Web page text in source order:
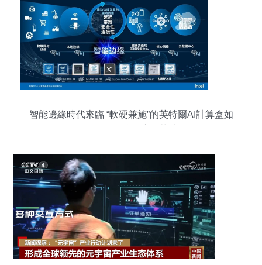
智能邊緣時代來臨 “軟硬兼施”的英特爾AI計算盒如